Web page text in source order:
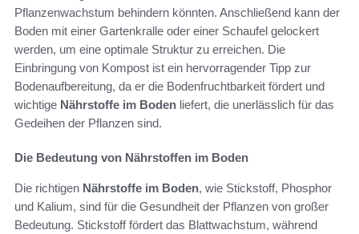
Pflanzenwachstum behindern könnten. Anschließend kann der
Boden mit einer Gartenkralle oder einer Schaufel gelockert
werden, um eine optimale Struktur zu erreichen. Die
Einbringung von Kompost ist ein hervorragender Tipp zur
Bodenaufbereitung, da er die Bodenfruchtbarkeit fördert und
wichtige Nährstoffe im Boden liefert, die unerlässlich für das
Gedeihen der Pflanzen sind.
Die Bedeutung von Nährstoffen im Boden
Die richtigen Nährstoffe im Boden, wie Stickstoff, Phosphor
und Kalium, sind für die Gesundheit der Pflanzen von großer
Bedeutung. Stickstoff fördert das Blattwachstum, während